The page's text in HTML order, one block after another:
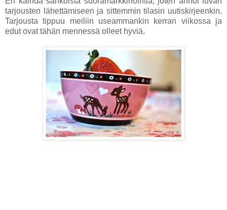
tarjousten lähettämiseen ja sittemmin tilasin uutiskirjeenkin.
Tarjousta tippuu meiliin useammankin kerran viikossa ja
edut ovat tähän mennessä olleet hyviä.